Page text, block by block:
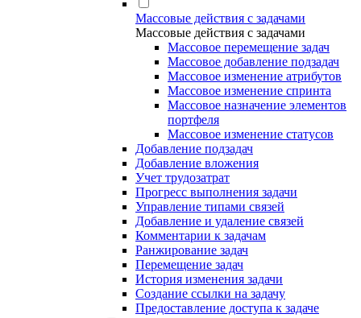
Массовые действия с задачами
Массовые действия с задачами
Массовое перемещение задач
Массовое добавление подзадач
Массовое изменение атрибутов
Массовое изменение спринта
Массовое назначение элементов
портфеля
Массовое изменение статусов
Добавление подзадач
Добавление вложения
Учет трудозатрат
Прогресс выполнения задачи
Управление типами связей
Добавление и удаление связей
Комментарии к задачам
Ранжирование задач
Перемещение задач
История изменения задачи
Создание ссылки на задачу
Предоставление доступа к задаче